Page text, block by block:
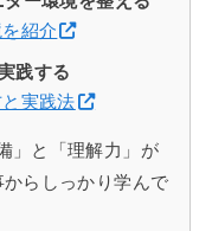
紹介
践する
実践法
」と「理解力」が
らしっかり学んで